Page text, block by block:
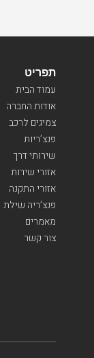
תפריט
עמוד הבית
אודות החברה
צמיגים לרכב
פנצ’ריות
שירותי דרך
אזורי שירות
אזורי התקנה
פנצ’ריה שילת
מאמרים
צור קשר